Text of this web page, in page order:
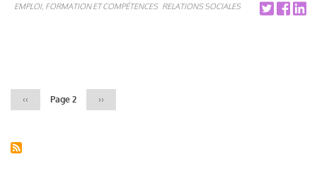
EMPLOI, FORMATION ET COMPÉTENCES RELATIONS SOCIALES
Page
précédente
‹‹ Page 2
Page
››